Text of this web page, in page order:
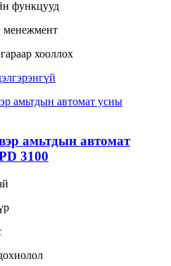
функцууд
менежмент
хооллох
амьтдын автомат
3100